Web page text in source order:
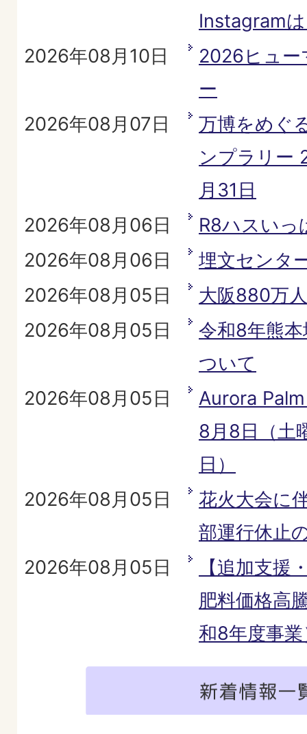
Instagram
2026年08月10日
2026ヒュー
ー
2026年08月07日
万博をめぐ
ンプラリー
月31日
2026年08月06日
R8ハスいっ
2026年08月06日
埋文センタ
2026年08月05日
大阪880万
2026年08月05日
令和8年熊
ついて
2026年08月05日
Aurora
8月8日（土
日）
2026年08月05日
花火大会に
部運行休止
2026年08月05日
【追加支援
肥料価格高
和8年度事